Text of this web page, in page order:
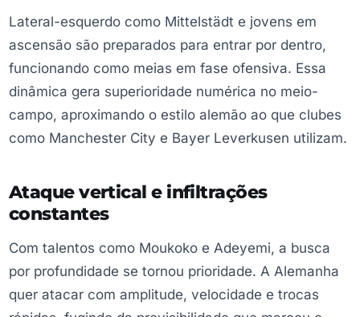
Lateral-esquerdo como Mittelstädt e jovens em
ascensão são preparados para entrar por dentro,
funcionando como meias em fase ofensiva. Essa
dinâmica gera superioridade numérica no meio-
campo, aproximando o estilo alemão ao que clubes
como Manchester City e Bayer Leverkusen utilizam.
Ataque vertical e infiltrações
constantes
Com talentos como Moukoko e Adeyemi, a busca
por profundidade se tornou prioridade. A Alemanha
quer atacar com amplitude, velocidade e trocas